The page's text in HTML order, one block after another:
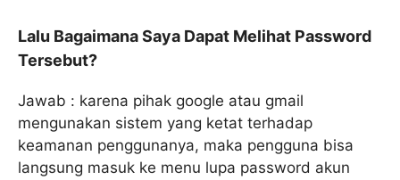
Lalu Bagaimana Saya Dapat Melihat Password
Tersebut?
Jawab : karena pihak google atau gmail
mengunakan sistem yang ketat terhadap
keamanan penggunanya, maka pengguna bisa
langsung masuk ke menu lupa password akun